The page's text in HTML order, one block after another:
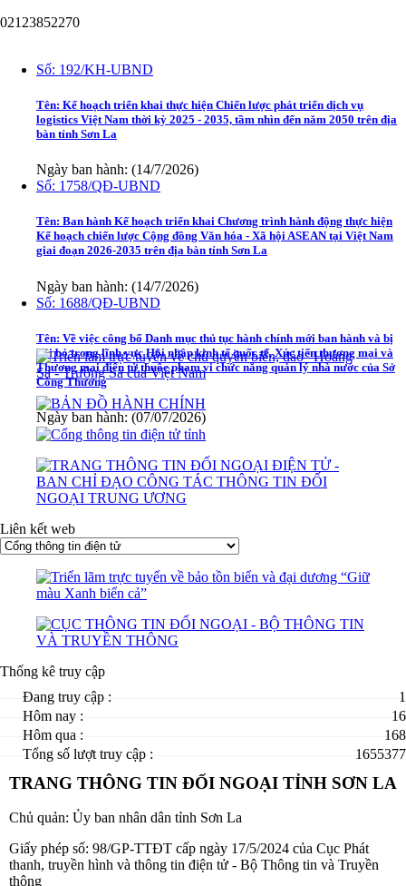
02123852270
Số: 192/KH-UBND
Tên: Kế hoạch triển khai thực hiện Chiến lược phát triển dịch vụ
logistics Việt Nam thời kỳ 2025 - 2035, tầm nhìn đến năm 2050 trên địa
bàn tỉnh Sơn La
Ngày ban hành: (14/7/2026)
Số: 1758/QĐ-UBND
Tên: Ban hành Kế hoạch triển khai Chương trình hành động thực hiện
Kế hoạch chiến lược Cộng đồng Văn hóa - Xã hội ASEAN tại Việt Nam
giai đoạn 2026-2035 trên địa bàn tỉnh Sơn La
Ngày ban hành: (14/7/2026)
Số: 1688/QĐ-UBND
Tên: Về việc công bố Danh mục thủ tục hành chính mới ban hành và bị
bãi bỏ trong lĩnh vực Hội nhập kinh tế quốc tế, Xúc tiến thương mại và
Thương mại điện tử thuộc phạm vi chức năng quản lý nhà nước của Sở
Công Thương
Ngày ban hành: (07/07/2026)
Liên kết web
Thống kê truy cập
Đang truy cập :
1
Hôm nay :
16
Hôm qua :
168
Tổng số lượt truy cập :
1655377
TRANG THÔNG TIN ĐỐI NGOẠI TỈNH SƠN LA
Chủ quản: Ủy ban nhân dân tỉnh Sơn La
Giấy phép số: 98/GP-TTĐT cấp ngày 17/5/2024 của Cục Phát
thanh, truyền hình và thông tin điện tử - Bộ Thông tin và Truyền
thông